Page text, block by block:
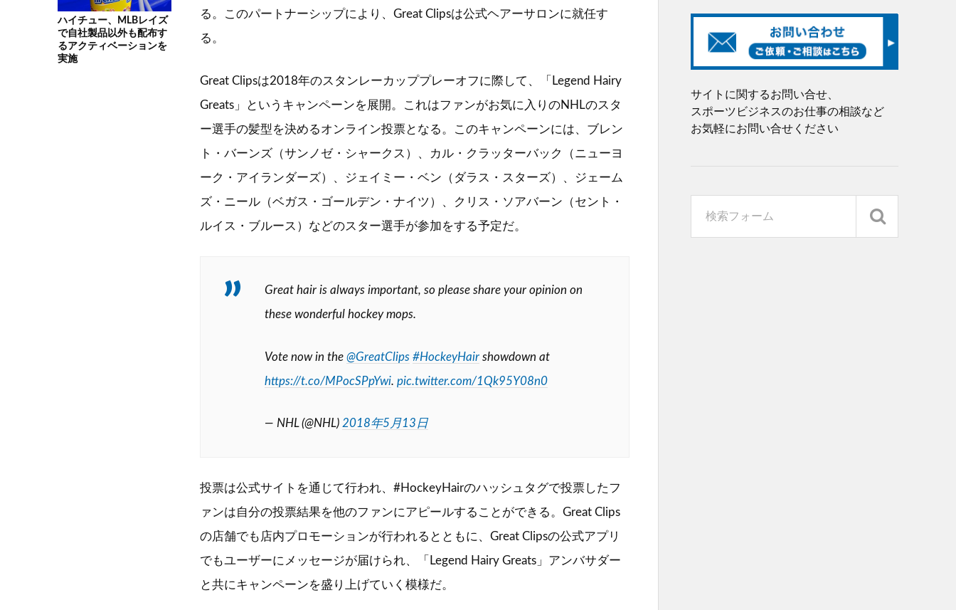
ハイチュー、MLBレイズ
で自社製品以外も配布す
るアクティベーションを
実施
る。このパートナーシップにより、Great Clipsは公式ヘアーサロンに就任す
る。
Great Clipsは2018年のスタンレーカッププレーオフに際して、「Legend Hairy
Greats」というキャンペーンを展開。これはファンがお気に入りのNHLのスタ
ー選手の髪型を決めるオンライン投票となる。このキャンペーンには、ブレン
ト・バーンズ（サンノゼ・シャークス）、カル・クラッターバック（ニューヨ
ーク・アイランダーズ）、ジェイミー・ベン（ダラス・スターズ）、ジェーム
ズ・ニール（ベガス・ゴールデン・ナイツ）、クリス・ソアバーン（セント・
ルイス・ブルース）などのスター選手が参加をする予定だ。
Great hair is always important, so please share your opinion on
these wonderful hockey mops.
Vote now in the @GreatClips #HockeyHairshowdown at
https://t.co/MPocSPpYwi. pic.twitter.com/1Qk95Y08n0
— NHL (@NHL) 2018年5月13日
投票は公式サイトを通じて行われ、#HockeyHairのハッシュタグで投票したフ
ァンは自分の投票結果を他のファンにアピールすることができる。Great Clips
の店舗でも店内プロモーションが行われるとともに、Great Clipsの公式アプリ
でもユーザーにメッセージが届けられ、「Legend Hairy Greats」アンバサダー
と共にキャンペーンを盛り上げていく模様だ。
サイトに関するお問い合せ、
スポーツビジネスのお仕事の相談など
お気軽にお問い合せください